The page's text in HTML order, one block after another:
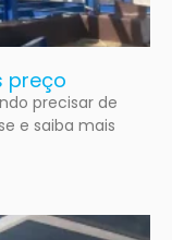
preço
precisar de
e saiba mais